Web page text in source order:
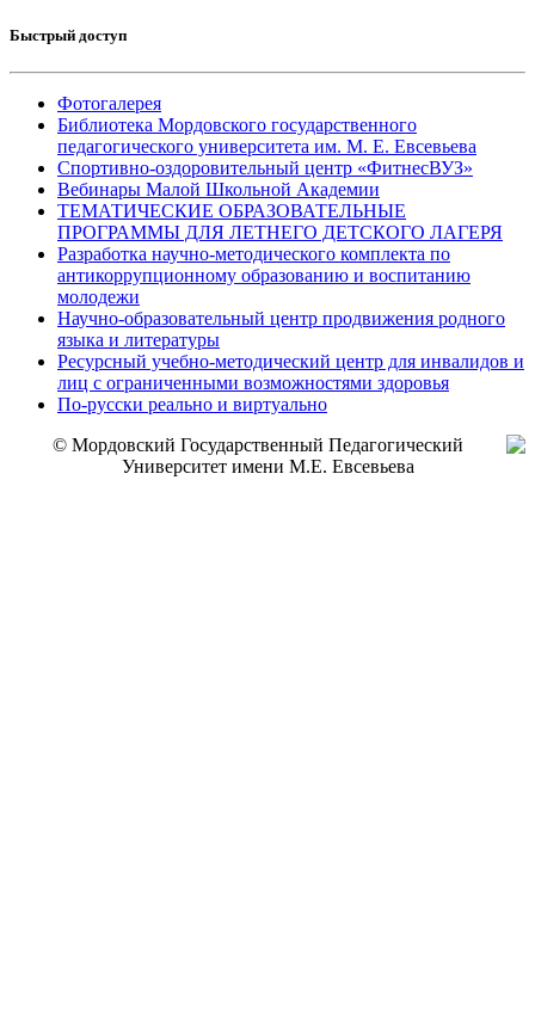
Быстрый доступ
Фотогалерея
Библиотека Мордовского государственного
педагогического университета им. М. Е. Евсевьева
Спортивно-оздоровительный центр «ФитнесВУЗ»
Вебинары Малой Школьной Академии
ТЕМАТИЧЕСКИЕ ОБРАЗОВАТЕЛЬНЫЕ
ПРОГРАММЫ ДЛЯ ЛЕТНЕГО ДЕТСКОГО ЛАГЕРЯ
Разработка научно-методического комплекта по
антикоррупционному образованию и воспитанию
молодежи
Научно-образовательный центр продвижения родного
языка и литературы
Ресурсный учебно-методический центр для инвалидов и
лиц с ограниченными возможностями здоровья
По-русски реально и виртуально
© Мордовский Государственный Педагогический
Университет имени М.Е. Евсевьева